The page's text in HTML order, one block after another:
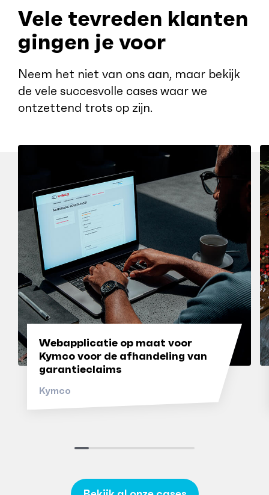
Vele tevreden klanten
gingen je voor
Neem het niet van ons aan, maar bekijk
de vele succesvolle cases waar we
ontzettend trots op zijn.
Webapplicatie op maat voor
Kymco voor de afhandeling van
garantieclaims
Kymco